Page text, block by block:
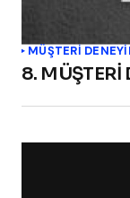
MÜŞTERİ
8. MÜŞTERİ